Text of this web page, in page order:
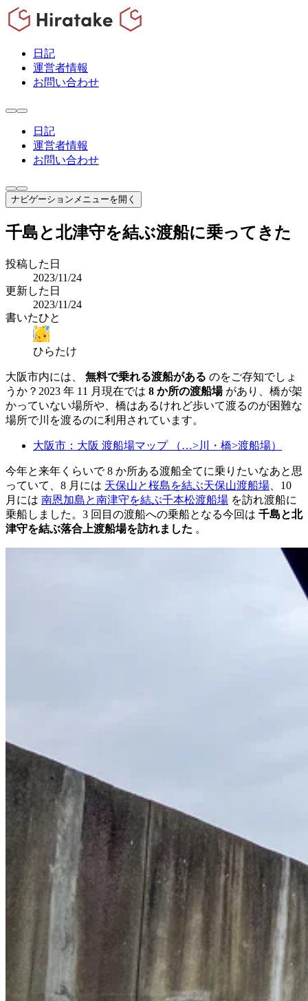
日記
運営者情報
お問い合わせ
日記
運営者情報
お問い合わせ
ナビゲーションメニューを開く
千島と北津守を結ぶ渡船に乗ってきた
投稿した日
2023/11/24
更新した日
2023/11/24
書いたひと
ひらたけ
大阪市内には、 無料で乗れる渡船がある のをご存知でしょ
うか？2023 年 11 月現在では 8 か所の渡船場があり、橋が架
かっていない場所や、橋はあるけれど歩いて渡るのが困難な
場所で川を渡るのに利用されています。
大阪市：大阪 渡船場マップ （…>川・橋>渡船場）
今年と来年くらいで 8 か所ある渡船全てに乗りたいなあと思
っていて、8 月には 天保山と桜島を結ぶ天保山渡船場 、10
月には 南恩加島と南津守を結ぶ千本松渡船場 を訪れ渡船に
乗船しました。3 回目の渡船への乗船となる今回は 千島と北
津守を結ぶ落合上渡船場を訪れました 。